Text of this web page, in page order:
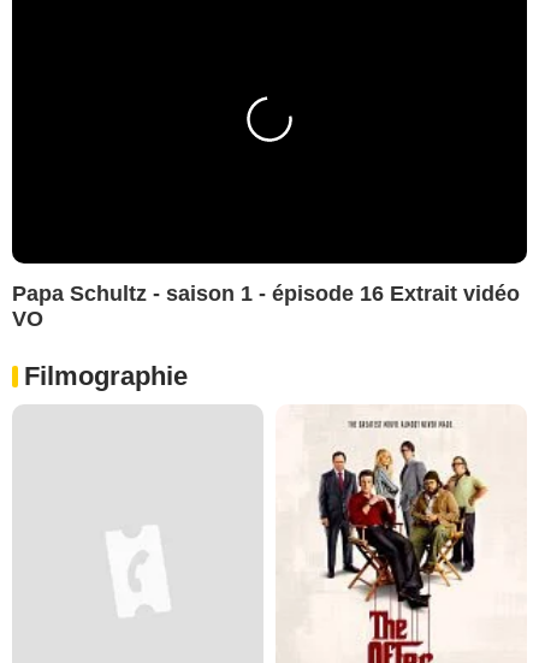
Papa Schultz - saison 1 - épisode 16 Extrait vidéo
VO
Filmographie